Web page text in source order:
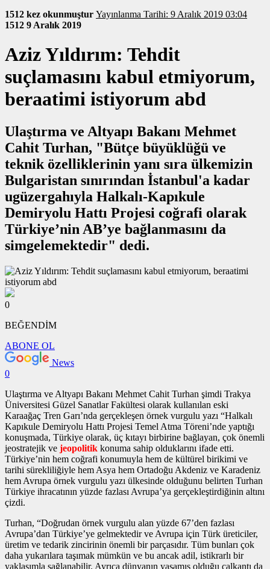
1512 kez okunmuştur Yayınlanma Tarihi: 9 Aralık 2019 03:04
1512 9 Aralık 2019
Aziz Yıldırım: Tehdit
suçlamasını kabul etmiyorum,
beraatimi istiyorum abd
Ulaştırma ve Altyapı Bakanı Mehmet
Cahit Turhan, "Bütçe büyüklüğü ve
teknik özelliklerinin yanı sıra ülkemizin
Bulgaristan sınırından İstanbul'a kadar
ugüzergahıyla Halkalı-Kapıkule
Demiryolu Hattı Projesi coğrafi olarak
Türkiye’nin AB’ye bağlanmasını da
simgelemektedir" dedi.
0
BEĞENDİM
ABONE OL
News
0
Ulaştırma ve Altyapı Bakanı Mehmet Cahit Turhan şimdi Trakya
Üniversitesi Güzel Sanatlar Fakültesi olarak kullanılan eski
Karaağaç Tren Garı’nda gerçekleşen örnek vurgulu yazı “Halkalı
Kapıkule Demiryolu Hattı Projesi Temel Atma Töreni’nde yaptığı
konuşmada, Türkiye olarak, üç kıtayı birbirine bağlayan, çok önemli
jeostratejik ve jeopolitik konuma sahip olduklarını ifade etti.
Türkiye’nin hem coğrafi konumuyla hem de kültürel birikimi ve
tarihi sürekliliğiyle hem Asya hem Ortadoğu Akdeniz ve Karadeniz
hem Avrupa örnek vurgulu yazı ülkesinde olduğunu belirten Turhan
Türkiye ihracatının yüzde fazlası Avrupa’ya gerçekleştirdiğinin altını
çizdi.
Turhan, “Doğrudan örnek vurgulu alan yüzde 67’den fazlası
Avrupa’dan Türkiye’ye gelmektedir ve Avrupa için Türk üreticiler,
üretim ve tedarik zincirinin önemli bir parçasıdır. Tüm bunları çok
daha yukarılara taşımak mümkün ve bu ancak adil, istikrarlı bir
yaklaşımla sağlanabilir. Ayrıca dünyanın yaşamış olduğu çalkantı da